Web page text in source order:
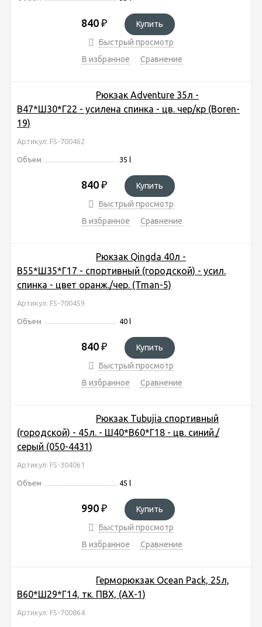
840 ₽
Купить
Быстрый просмотр
В избранное
Сравнение
Рюкзак Adventure 35л -
В47*Ш30*Г22 - усилена спинка - цв. чер/кр (Boren-
19)
Артикул: FS-700462
Объем 35 l
840 ₽
Купить
Быстрый просмотр
В избранное
Сравнение
Рюкзак Qingda 40л -
В55*Ш35*Г17 - спортивный (городской) - усил.
спинка - цвет оранж./чер. (Tman-5)
Артикул: FS-700459
Объем 40 l
840 ₽
Купить
Быстрый просмотр
В избранное
Сравнение
Рюкзак Tubujia спортивный
(городской) - 45л. - Ш40*В60*Г18 - цв. синий./
серый (050-4431)
Артикул: FS-304061
Объем 45 l
990 ₽
Купить
Быстрый просмотр
В избранное
Сравнение
Герморюкзак Ocean Pack, 25л,
В60*Ш29*Г14, тк. ПВХ, (AX-1)
Артикул: FS-700864